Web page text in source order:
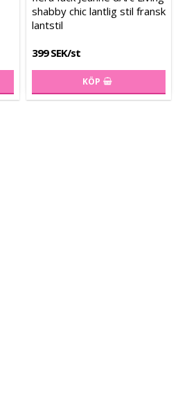
shabby chic lantlig stil fransk
lantstil
399 SEK/st
KÖP